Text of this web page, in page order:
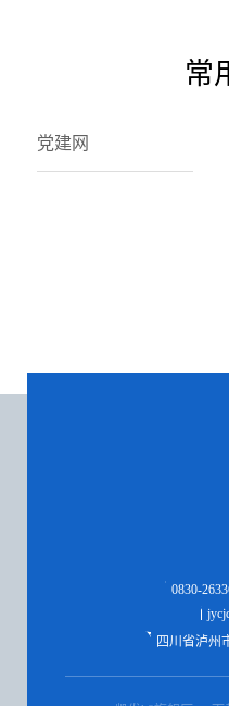
常
党建网
0830-
四川省泸州